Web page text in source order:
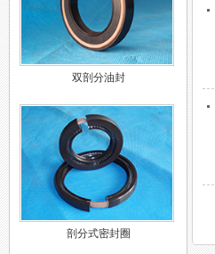
双剖分油封
剖分式密封圈